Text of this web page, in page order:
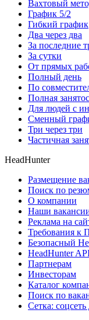
Вахтовый
График 5/2
Гибкий график
Два через два
За последние
За сутки
От прямых
Полный день
По
Полная
Для людей с
Сменный
Три через три
Частичная
HeadHunter
Размещение
Поиск по
О компании
Наши
Реклама на
Требования к
Безопасный
HeadHunter
Партнерам
Инвесторам
Каталог
Поиск по
Сетка: